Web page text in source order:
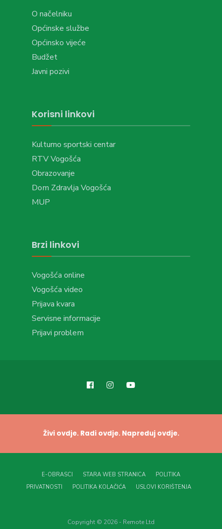
O načelniku
Općinske službe
Općinsko vijeće
Budžet
Javni pozivi
Korisni linkovi
Kulturno sportski centar
RTV Vogošća
Obrazovanje
Dom Zdravlja Vogošća
MUP
Brzi linkovi
Vogošća online
Vogošća video
Prijava kvara
Servisne informacije
Prijavi problem
Živi ovdje. Radi ovdje. Napreduj ovdje.
E-OBRASCI STARA WEB STRANICA
POLITIKA
PRIVATNOSTI
POLITIKA KOLAČIĆA USLOVI KORIŠTENJA
Copyright © 2026 - Remote Ltd